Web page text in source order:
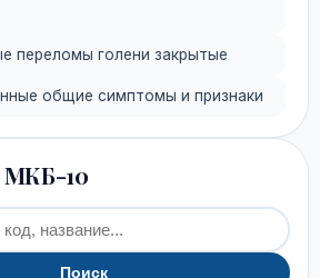
переломы голени закрытые
общие симптомы и признаки
МКБ-10
Поиск